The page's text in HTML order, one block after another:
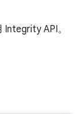
API。